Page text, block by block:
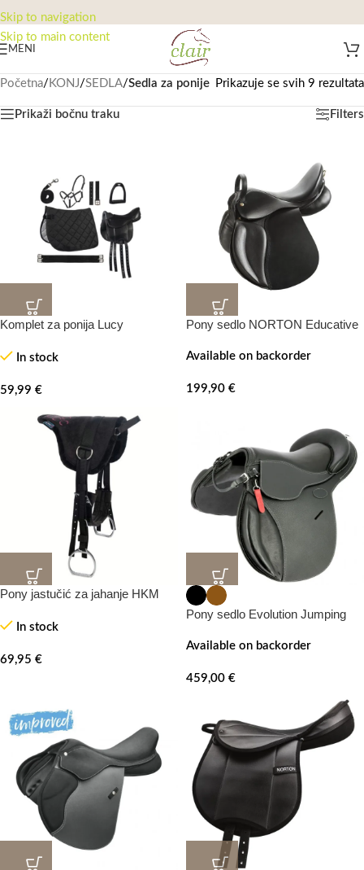
Skip to navigation
Skip to main content
MENI
Početna/ KONJ/SEDLA/Sedla za ponije Prikazuje se svih 9 rezultata
Prikaži bočnu traku Filters
Komplet za ponija Lucy
In stock
59,99 €
Pony sedlo NORTON Educative
Available on backorder
199,90 €
Pony jastučić za jahanje HKM
In stock
69,95 €
Pony sedlo Evolution Jumping
Available on backorder
459,00 €